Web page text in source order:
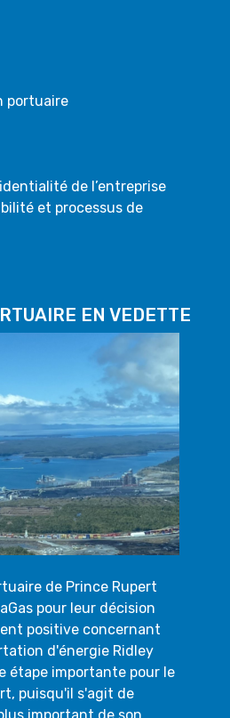
portuaire
de l’entreprise
et processus de
EN VEDETTE
de Prince Rupert
pour leur décision
positive concernant
d'énergie Ridley
étape importante pour le
puisqu'il s'agit de